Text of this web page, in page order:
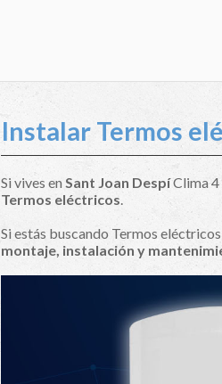
Instalar Termos
Si vives enSant Joan DespíClima 4
Termos eléctricos.
Si estás buscando Termos
montaje, instalación y